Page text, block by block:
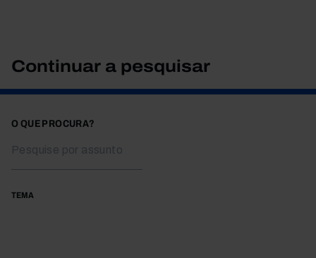
Continuar a pesquisar
O QUE PROCURA?
TEMA